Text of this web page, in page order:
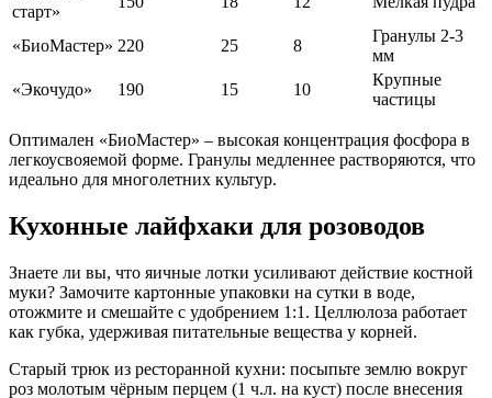
старт»
«БиоМастер» 220 25 8
Гранулы 2-3
мм
«Экочудо»
190 ​15 10
Крупные
частицы
Оптимален «БиоМастер» – высокая концентрация фосфора в
легкоусвояемой форме. Гранулы медленнее растворяются, что
идеально для многолетних культур.
Кухонные лайфхаки для розоводов
Знаете ли вы, что яичные лотки усиливают действие костной
муки? Замочите картонные упаковки на сутки в воде,
отожмите и смешайте с удобрением 1:1. Целлюлоза работает
как губка, удерживая питательные вещества у корней.
Старый трюк из ресторанной кухни: посыпьте землю вокруг
роз молотым чёрным перцем (1 ч.л. на куст) после внесения